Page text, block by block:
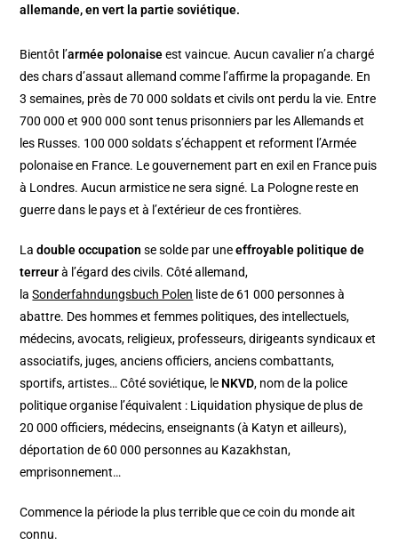
allemande, en vert la partie soviétique.
Bientôt l’armée polonaiseest vaincue. Aucun cavalier n’a chargé
des chars d’assaut allemand comme l’affirme la propagande. En
3 semaines, près de 70 000 soldats et civils ont perdu la vie. Entre
700 000 et 900 000 sont tenus prisonniers par les Allemands et
les Russes. 100 000 soldats s’échappent et reforment l’Armée
polonaise en France. Le gouvernement part en exil en France puis
à Londres. Aucun armistice ne sera signé. La Pologne reste en
guerre dans le pays et à l’extérieur de ces frontières.
Ladouble occupationse solde par uneeffroyable politique de
terreurà l’égard des civils. Côté allemand,
laSonderfahndungsbuch Polen liste de 61 000 personnes à
abattre. Des hommes et femmes politiques, des intellectuels,
médecins, avocats, religieux, professeurs, dirigeants syndicaux et
associatifs, juges, anciens officiers, anciens combattants,
sportifs, artistes… Côté soviétique, le NKVD, nom de la police
politique organise l’équivalent : Liquidation physique de plus de
20 000 officiers, médecins, enseignants (à Katyn et ailleurs),
déportation de 60 000 personnes au Kazakhstan,
emprisonnement…
Commence la période la plus terrible que ce coin du monde ait
connu.